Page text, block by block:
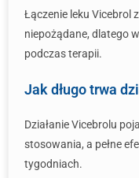
Łączenie leku Vicebrol
niepożądane, dlatego
podczas terapii.
Jak długo trwa
Działanie Vicebrolu
stosowania, a pełne
tygodniach.